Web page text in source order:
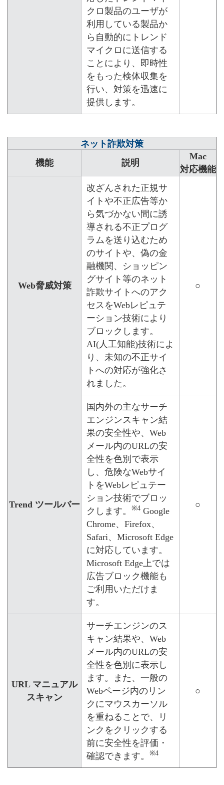
クロ製品のユーザが
利用している製品か
ら自動的にトレンド
マイクロに送信する
ことにより、即時性
をもった検体収集を
行い、対策を迅速に
提供します。
ネット詐欺対策
機能 説明
Mac
対応機能
Web脅威対策
改ざんされた正規サ
イトや不正広告等か
ら気づかない間に誘
導される不正プログ
ラムを送り込むため
のサイトや、偽の金
融機関、ショッピン
グサイト等のネット
詐欺サイトへのアク
セスをWebレピュテ
ーション技術により
ブロックします。
AI(人工知能)技術によ
り、未知の不正サイ
トへの対応が強化さ
れました。
○
Trend ツールバー
国内外の主なサーチ
エンジンスキャン結
果の安全性や、Web
メール内のURLの安
全性を色別で表示
し、危険なWebサイ
トをWebレピュテー
ション技術でブロッ
クします。
※4 Google
Chrome、Firefox、
Safari、Microsoft Edge
に対応しています。
Microsoft Edge上では
広告ブロック機能も
ご利用いただけま
す。
○
URL マニュアル
スキャン
サーチエンジンのス
キャン結果や、Web
メール内のURLの安
全性を色別に表示し
ます。また、一般の
Webページ内のリン
クにマウスカーソル
を重ねることで、リ
ンクをクリックする
前に安全性を評価・
確認できます。
※4
○